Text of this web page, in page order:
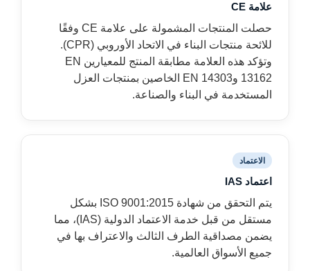
علامة CE
حصلت المنتجات المشمولة على علامة CE وفقًا
للائحة منتجات البناء في الاتحاد الأوروبي (CPR).
وتؤكد هذه العلامة مطابقة المنتج للمعيارين EN
13162 وEN 14303 الخاصين بمنتجات العزل
المستخدمة في البناء والصناعة.
الاعتماد
اعتماد IAS
يتم التحقق من شهادة ISO 9001:2015 بشكل
مستقل من قبل خدمة الاعتماد الدولية (IAS)، مما
يضمن مصداقية الطرف الثالث والاعتراف بها في
جميع الأسواق العالمية.